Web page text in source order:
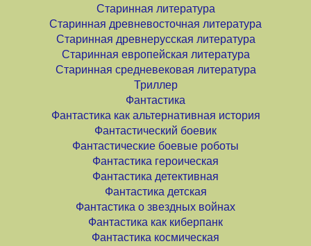
Старинная литература
Старинная древневосточная литература
Старинная древнерусская литература
Старинная европейская литература
Старинная средневековая литература
Триллер
Фантастика
Фантастика как альтернативная история
Фантастический боевик
Фантастические боевые роботы
Фантастика героическая
Фантастика детективная
Фантастика детская
Фантастика о звездных войнах
Фантастика как киберпанк
Фантастика космическая